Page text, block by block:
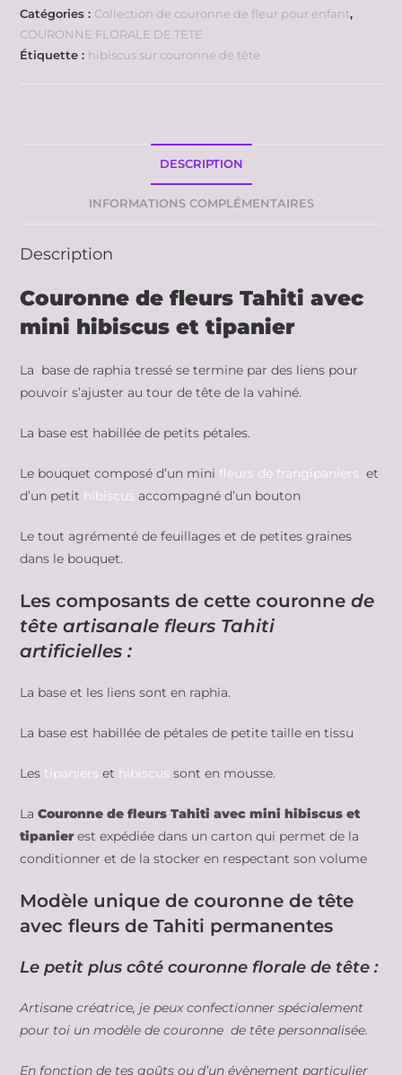
Catégories : Collection de couronne de fleur pour enfant,
COURONNE FLORALE DE TETE
Étiquette : hibiscus sur couronne de tête
DESCRIPTION
INFORMATIONS COMPLÉMENTAIRES
Description
Couronne de fleurs Tahiti avec
mini hibiscus et tipanier
La base de raphia tressé se termine par des liens pour
pouvoir s’ajuster au tour de tête de la vahiné.
La base est habillée de petits pétales.
Le bouquet composé d’un mini fleurs de frangipaniers et
d’un petit hibiscus accompagné d’un bouton
Le tout agrémenté de feuillages et de petites graines
dans le bouquet.
Les composants de cette couronnede
tête artisanale fleurs Tahiti
artificielles :
La base et les liens sont en raphia.
La base est habillée de pétales de petite taille en tissu
Les tipaniers et hibiscus sont en mousse.
LaCouronne de fleurs Tahiti avec mini hibiscus et
tipanierest expédiée dans un carton qui permet de la
conditionner et de la stocker en respectant son volume
Modèle unique de couronne de tête
avec fleurs de Tahiti permanentes
Le petit plus côté couronne florale de tête :
Artisane créatrice, je peux confectionner spécialement
pour toi un modèle de couronne de tête personnalisée.
En fonction de tes goûts ou d’un évènement particulier